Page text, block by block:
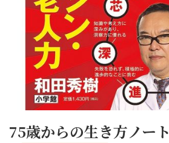
75歳からの生き方ノート